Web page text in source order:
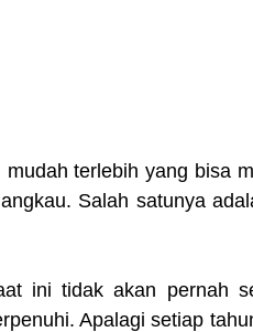
terlebih yang bisa
Salah satunya
ini tidak akan pernah
Apalagi setiap